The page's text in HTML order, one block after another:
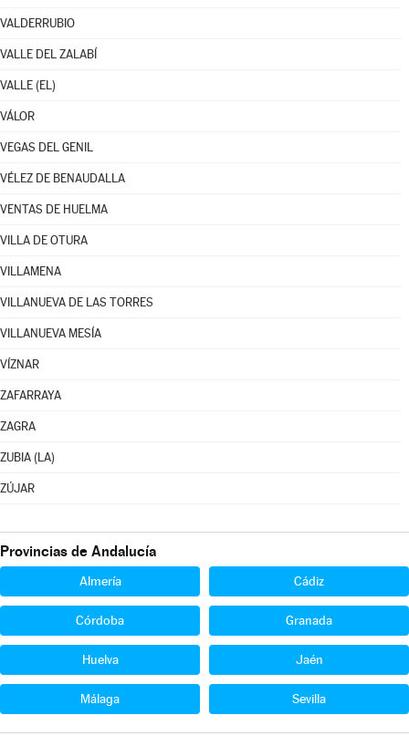
VALDERRUBIO
VALLE DEL ZALABÍ
VALLE (EL)
VÁLOR
VEGAS DEL GENIL
VÉLEZ DE BENAUDALLA
VENTAS DE HUELMA
VILLA DE OTURA
VILLAMENA
VILLANUEVA DE LAS TORRES
VILLANUEVA MESÍA
VÍZNAR
ZAFARRAYA
ZAGRA
ZUBIA (LA)
ZÚJAR
Provincias de Andalucía
Almería Cádiz
Córdoba Granada
Huelva Jaén
Málaga Sevilla